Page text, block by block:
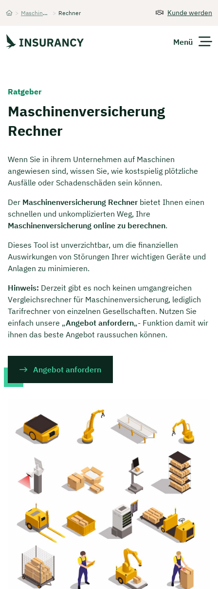
> Maschinenversicherung > Rechner Kunde werden
Menü
Finanzen
Über Uns
Kontakt
Ratgeber
Maschinenversicherung
Rechner
Wenn Sie in ihrem Unternehmen auf Maschinen
angewiesen sind, wissen Sie, wie kostspielig plötzliche
Ausfälle oder Schadenschäden sein können.
Der Maschinenversicherung Rechner bietet Ihnen einen
schnellen und unkomplizierten Weg, Ihre
Maschinenversicherung online zu berechnen.
Dieses Tool ist unverzichtbar, um die finanziellen
Auswirkungen von Störungen Ihrer wichtigen Geräte und
Anlagen zu minimieren.
Hinweis: Derzeit gibt es noch keinen umgangreichen
Vergleichsrechner für Maschinenversicherung, lediglich
Tarifrechner von einzelnen Gesellschaften. Nutzen Sie
einfach unsere „Angebot anfordern„- Funktion damit wir
ihnen das beste Angebot raussuchen können.
Angebot anfordern